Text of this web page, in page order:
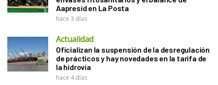
Aapresid en La Posta
hace 3 días
Actualidad
Oficializan la suspensión de la desregulación
de prácticos y hay novedades en la tarifa de
la hidrovía
hace 4 días